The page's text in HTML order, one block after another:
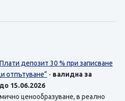
депозит 30 % при записване
отпътуване“ - валидна за
15.06.2026
ценообразуване, в реално